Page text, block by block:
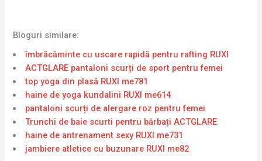
Bloguri similare:
îmbrăcăminte cu uscare rapidă pentru rafting RUXI
ACTGLARE pantaloni scurți de sport pentru femei
top yoga din plasă RUXI me781
haine de yoga kundalini RUXI me614
pantaloni scurți de alergare roz pentru femei
Trunchi de baie scurti pentru bărbați ACTGLARE
haine de antrenament sexy RUXI me731
jambiere atletice cu buzunare RUXI me82